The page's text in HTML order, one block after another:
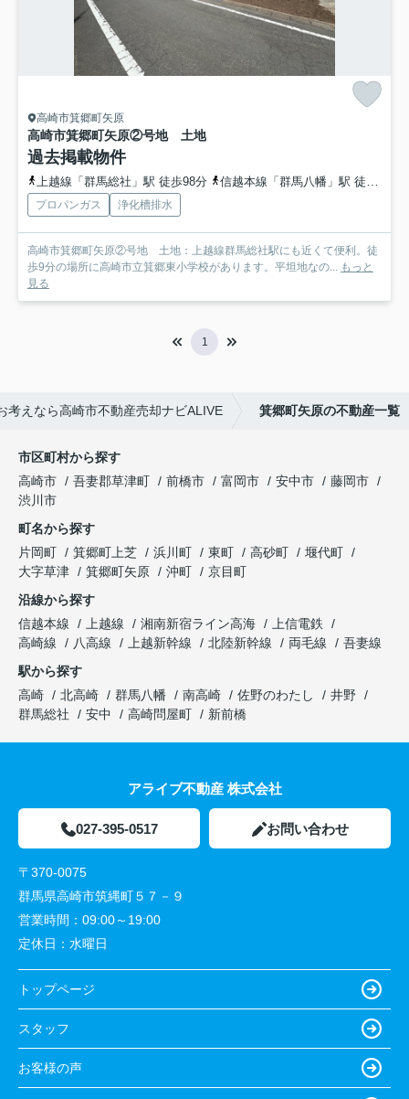
高崎市箕郷町矢原
高崎市箕郷町矢原②号地 土地
過去掲載物件
上越線「群馬総社」駅 徒歩98分 信越本線「群馬八幡」駅 徒歩102分
プロパンガス 浄化槽排水
高崎市箕郷町矢原②号地 土地：上越線群馬総社駅にも近くて便利。徒
歩9分の場所に高崎市立箕郷東小学校があります。平坦地なの... もっと
見る
1
考えなら高崎市不動産売却ナビALIVE 箕郷町矢原の不動産一覧
市区町村から探す
高崎市
吾妻郡草津町 前橋市 富岡市 安中市
藤岡市
渋川市
町名から探す
片岡町
箕郷町上芝 浜川町 東町 高砂町
堰代町
大字草津
箕郷町矢原 沖町
京目町
沿線から探す
信越本線
上越線 湘南新宿ライン高海
上信電鉄
高崎線
八高線 上越新幹線 北陸新幹線 両毛線
吾妻線
駅から探す
高崎
北高崎 群馬八幡 南高崎 佐野のわたし
井野
群馬総社
安中 高崎問屋町 新前橋
アライブ不動産 株式会社
027-395-0517 お問い合わせ
〒370-0075
群馬県高崎市筑縄町５７－９
営業時間： 09:00～19:00
定休日： 水曜日
トップページ
スタッフ
お客様の声